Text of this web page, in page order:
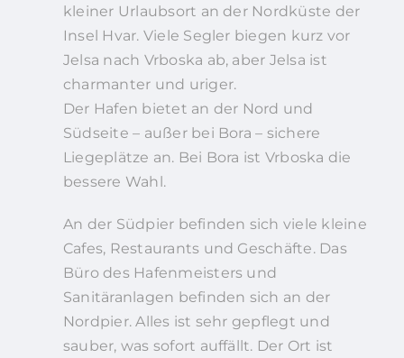
kleiner Urlaubsort an der Nordküste der
Insel Hvar. Viele Segler biegen kurz vor
Jelsa nach Vrboska ab, aber Jelsa ist
charmanter und uriger.
Der Hafen bietet an der Nord und
Südseite – außer bei Bora – sichere
Liegeplätze an. Bei Bora ist Vrboska die
bessere Wahl.
An der Südpier befinden sich viele kleine
Cafes, Restaurants und Geschäfte. Das
Büro des Hafenmeisters und
Sanitäranlagen befinden sich an der
Nordpier. Alles ist sehr gepflegt und
sauber, was sofort auffällt. Der Ort ist